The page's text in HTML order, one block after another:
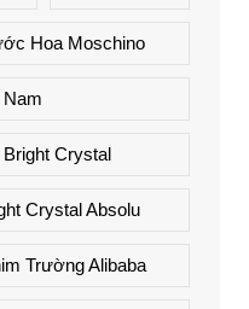
Hoa Moschino
Crystal
Crystal Absolu
Trường Alibaba